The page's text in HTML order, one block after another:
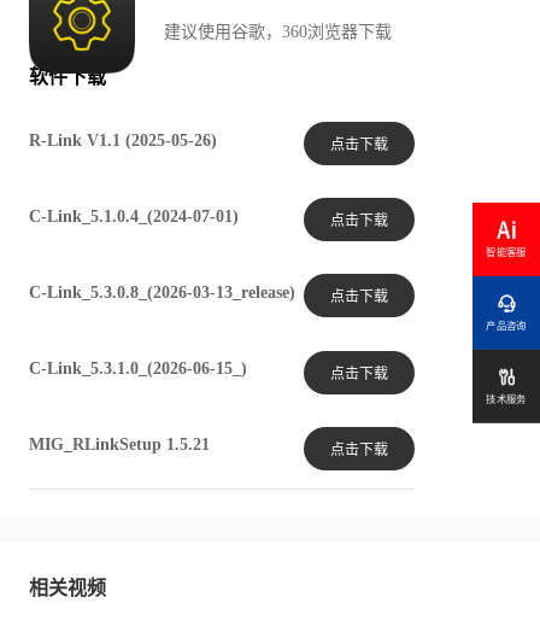
建议使用谷歌，360浏览器下载
软件下载
R-Link V1.1 (2025-05-26) 点击下载
C-Link_5.1.0.4_(2024-07-01) 点击下载
C-Link_5.3.0.8_(2026-03-13_release) 点击下载
C-Link_5.3.1.0_(2026-06-15_) 点击下载
MIG_RLinkSetup 1.5.21 点击下载
相关视频
智能客服

产品咨询

技术服务